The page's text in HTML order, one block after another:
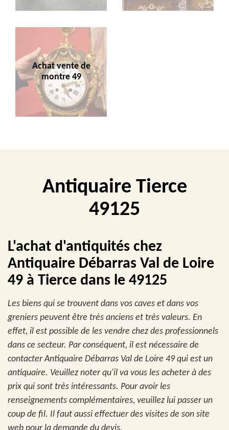
Achat vente de
montre 49
Antiquaire Tierce
49125
L'achat d'antiquités chez
Antiquaire Débarras Val de Loire
49 à Tierce dans le 49125
Les biens qui se trouvent dans vos caves et dans vos
greniers peuvent être très anciens et très valeurs. En
effet, il est possible de les vendre chez des professionnels
dans ce secteur. Par conséquent, il est nécessaire de
contacter Antiquaire Débarras Val de Loire 49 qui est un
antiquaire. Veuillez noter qu'il va vous les acheter à des
prix qui sont très intéressants. Pour avoir les
renseignements complémentaires, veuillez lui passer un
coup de fil. Il faut aussi effectuer des visites de son site